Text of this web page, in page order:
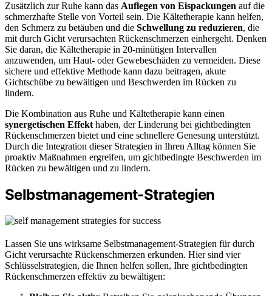
Zusätzlich zur Ruhe kann das Auflegen von Eispackungen auf die
schmerzhafte Stelle von Vorteil sein. Die Kältetherapie kann helfen,
den Schmerz zu betäuben und die Schwellung zu reduzieren, die
mit durch Gicht verursachten Rückenschmerzen einhergeht. Denken
Sie daran, die Kältetherapie in 20-minütigen Intervallen
anzuwenden, um Haut- oder Gewebeschäden zu vermeiden. Diese
sichere und effektive Methode kann dazu beitragen, akute
Gichtschübe zu bewältigen und Beschwerden im Rücken zu
lindern.
Die Kombination aus Ruhe und Kältetherapie kann einen
synergetischen Effekt haben, der Linderung bei gichtbedingten
Rückenschmerzen bietet und eine schnellere Genesung unterstützt.
Durch die Integration dieser Strategien in Ihren Alltag können Sie
proaktiv Maßnahmen ergreifen, um gichtbedingte Beschwerden im
Rücken zu bewältigen und zu lindern.
Selbstmanagement-Strategien
Lassen Sie uns wirksame Selbstmanagement-Strategien für durch
Gicht verursachte Rückenschmerzen erkunden. Hier sind vier
Schlüsselstrategien, die Ihnen helfen sollen, Ihre gichtbedingten
Rückenschmerzen effektiv zu bewältigen: